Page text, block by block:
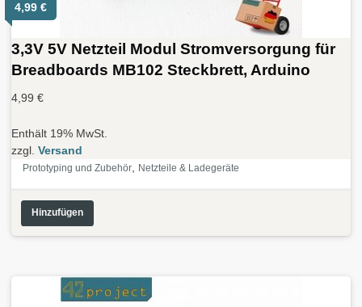
4,99 €
3,3V 5V Netzteil Modul Stromversorgung für
Breadboards MB102 Steckbrett, Arduino
4,99 €
Enthält 19% MwSt.
zzgl. Versand
Prototyping und Zubehör Netzteile & Ladegeräte
Hinzufügen